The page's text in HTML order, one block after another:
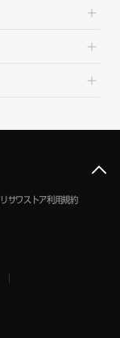
サワストア利用規約